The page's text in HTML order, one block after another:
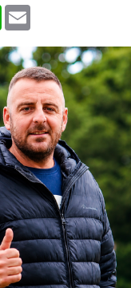
WhatsApp
Email